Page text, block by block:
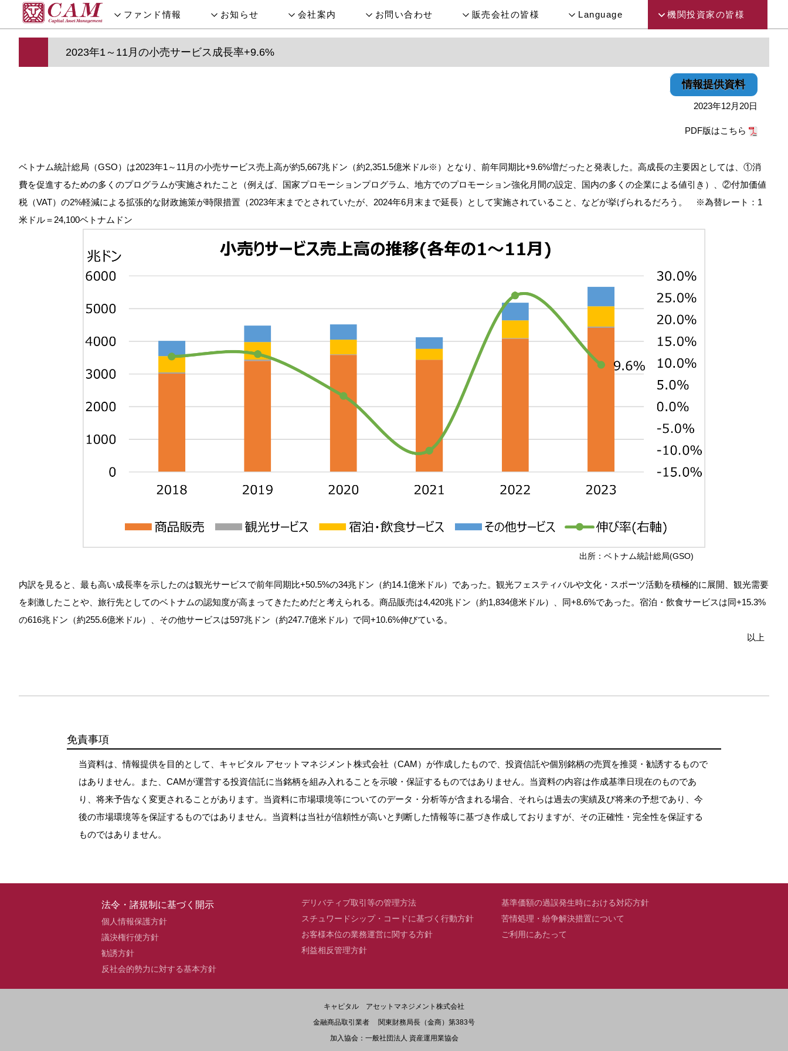
ファンド情報 お知らせ 会社案内 お問い合わせ 販売会社の皆様 Language 機関投資家の皆様
2023年1～11月の小売サービス成長率+9.6%
情報提供資料
2023年12月20日
PDF版はこちら
ベトナム統計総局（GSO）は2023年1～11月の小売サービス売上高が約5,667兆ドン（約2,351.5億米ドル※）となり、前年同期比+9.6%増だったと発表した。高成長の主要因としては、①消
費を促進するための多くのプログラムが実施されたこと（例えば、国家プロモーションプログラム、地方でのプロモーション強化月間の設定、国内の多くの企業による値引き）、②付加価値
税（VAT）の2%軽減による拡張的な財政施策が時限措置（2023年末までとされていたが、2024年6月末まで延長）として実施されていること、などが挙げられるだろう。 ※為替レート：1
米ドル＝24,100ベトナムドン
出所：ベトナム統計総局(GSO)
内訳を見ると、最も高い成長率を示したのは観光サービスで前年同期比+50.5%の34兆ドン（約14.1億米ドル）であった。観光フェスティバルや文化・スポーツ活動を積極的に展開、観光需要
を刺激したことや、旅行先としてのベトナムの認知度が高まってきたためだと考えられる。商品販売は4,420兆ドン（約1,834億米ドル）、同+8.6%であった。宿泊・飲食サービスは同+15.3%
の616兆ドン（約255.6億米ドル）、その他サービスは597兆ドン（約247.7億米ドル）で同+10.6%伸びている。
以上
免責事項
当資料は、情報提供を目的として、キャピタル アセットマネジメント株式会社（CAM）が作成したもので、投資信託や個別銘柄の売買を推奨・勧誘するもので
はありません。また、CAMが運営する投資信託に当銘柄を組み入れることを示唆・保証するものではありません。当資料の内容は作成基準日現在のものであ
り、将来予告なく変更されることがあります。当資料に市場環境等についてのデータ・分析等が含まれる場合、それらは過去の実績及び将来の予想であり、今
後の市場環境等を保証するものではありません。当資料は当社が信頼性が高いと判断した情報等に基づき作成しておりますが、その正確性・完全性を保証する
ものではありません。
法令・諸規制に基づく開示
個人情報保護方針
議決権行使方針
勧誘方針
反社会的勢力に対する基本方針
デリバティブ取引等の管理方法
スチュワードシップ・コードに基づく行動方針
お客様本位の業務運営に関する方針
利益相反管理方針
基準価額の過誤発生時における対応方針
苦情処理・紛争解決措置について
ご利用にあたって
キャピタル アセットマネジメント株式会社
金融商品取引業者 関東財務局長（金商）第383号
加入協会：一般社団法人 資産運用業協会